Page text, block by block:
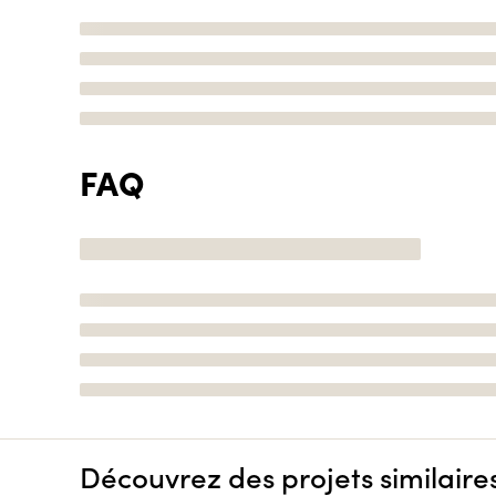
FAQ
Découvrez des projets